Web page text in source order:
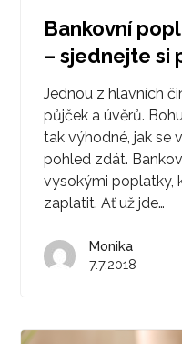
Bankovní
– sjednejte si
Jednou z hlavních
půjček a úvěrů.
tak výhodné, jak se
pohled zdát.
vysokými poplatky,
zaplatit. Ať už jde…
Monika
7.7.2018